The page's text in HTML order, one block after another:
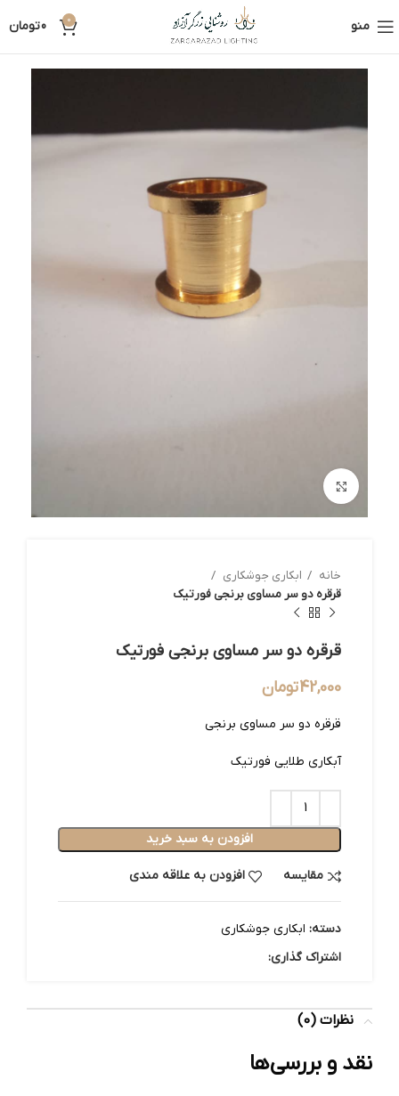
منو 0
0تومان
خانه
ابکاری جوشکاری
قرقره دو سر مساوی برنجی فورتیک
قرقره دو سر مساوی برنجی فورتیک
42,000تومان
قرقره دو سر مساوی برنجی
آبکاری طلایی فورتیک
افزودن به سبد خرید
مقایسه افزودن به علاقه مندی
دسته: ابکاری جوشکاری
اشتراک گذاری:
نظرات (0)
نقد و بررسی‌ها